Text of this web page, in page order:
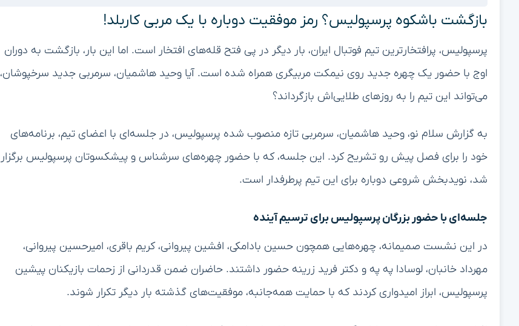
بازگشت باشکوه پرسپولیس؟ رمز موفقیت دوباره با یک مربی کاربلد!
پرسپولیس، پرافتخارترین تیم فوتبال ایران، بار دیگر در پی فتح قله‌های افتخار است. اما این بار، بازگشت به دوران
اوج با حضور یک چهره جدید روی نیمکت مربیگری همراه شده است. آیا وحید هاشمیان، سرمربی جدید سرخپوشان،
می‌تواند این تیم را به روزهای طلایی‌اش بازگرداند؟
به گزارش سلام نو، وحید هاشمیان، سرمربی تازه منصوب شده پرسپولیس، در جلسه‌ای با اعضای تیم، برنامه‌های
خود را برای فصل پیش رو تشریح کرد. این جلسه، که با حضور چهره‌های سرشناس و پیشکسوتان پرسپولیس برگزار
شد، نویدبخش شروعی دوباره برای این تیم پرطرفدار است.
جلسه‌ای با حضور بزرگان پرسپولیس برای ترسیم آینده
در این نشست صمیمانه، چهره‌هایی همچون حسین بادامکی، افشین پیروانی، کریم باقری، امیرحسین پیروانی،
مهرداد خانبان، لوسادا په په و دکتر فرید زرینه حضور داشتند. حاضران ضمن قدردانی از زحمات بازیکنان پیشین
پرسپولیس، ابراز امیدواری کردند که با حمایت همه‌جانبه، موفقیت‌های گذشته بار دیگر تکرار شوند.